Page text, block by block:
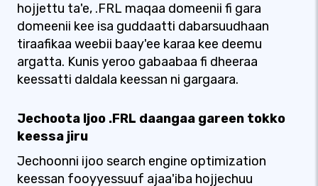
hojjettu ta'e, .FRL maqaa domeenii fi gara
domeenii kee isa guddaatti dabarsuudhaan
tiraafikaa weebii baay'ee karaa kee deemu
argatta. Kunis yeroo gabaabaa fi dheeraa
keessatti daldala keessan ni gargaara.
Jechoota Ijoo .FRL daangaa gareen tokko
keessa jiru
Jechoonni ijoo search engine optimization
keessan fooyyessuuf ajaa'iba hojjechuu